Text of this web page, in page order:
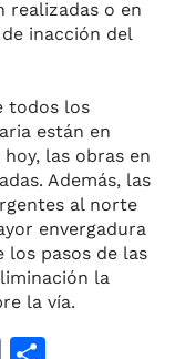
realizadas o en
inacción del
todos los
están en
las obras en
Además, las
al norte
envergadura
los pasos de las
la
la vía.